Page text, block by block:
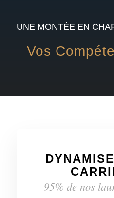
UNE MONTÉE EN
Vos
95% de nos